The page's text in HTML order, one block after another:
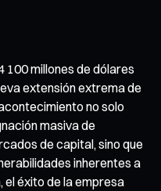
100 millones de dólares
extensión extrema de
no solo
masiva de
de capital, sino que
inherentes a
el éxito de la empresa